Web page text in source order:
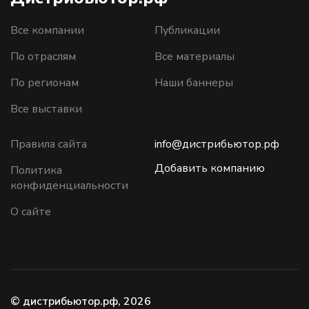
Все компании
По отраслям
По регионам
Все выставки
Публикации
Все материалы
Наши баннеры
Правила сайта
Политика
конфиденциальности
О сайте
info@дистрибьютор.рф
Добавить компанию
© дистрибьютор.рф, 2026